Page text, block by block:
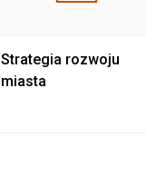
Strategia rozwoju
miasta